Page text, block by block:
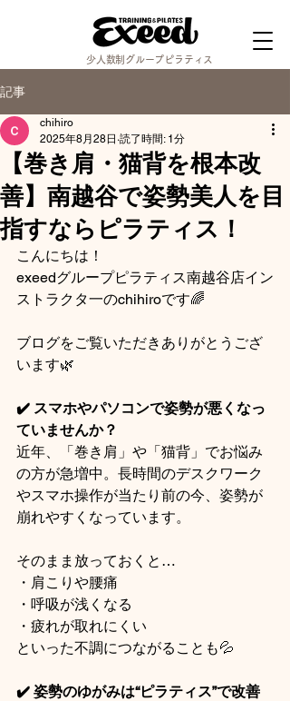
少人数制グループピラティス
記事
【巻き肩・猫背を根本改
善】南越谷で姿勢美人を目
指すならピラティス！
chihiro
2025年8月28日 読了時間: 1分
こんにちは！
exeedグループピラティス南越谷店イン
ストラクタ一のchihiroです🌈
ブログをご覧いただきありがとうござ
います🌿
✔️ スマホやパソコンで姿勢が悪くなっ
ていませんか？
近年、「巻き肩」や「猫背」でお悩み
の方が急増中。長時間のデスクワーク
やスマホ操作が当たり前の今、姿勢が
崩れやすくなっています。
そのまま放っておくと…
・肩こりや腰痛
・呼吸が浅くなる
・疲れが取れにくい
といった不調につながることも💦
✔️ 姿勢のゆがみは“ピラティス”で改善